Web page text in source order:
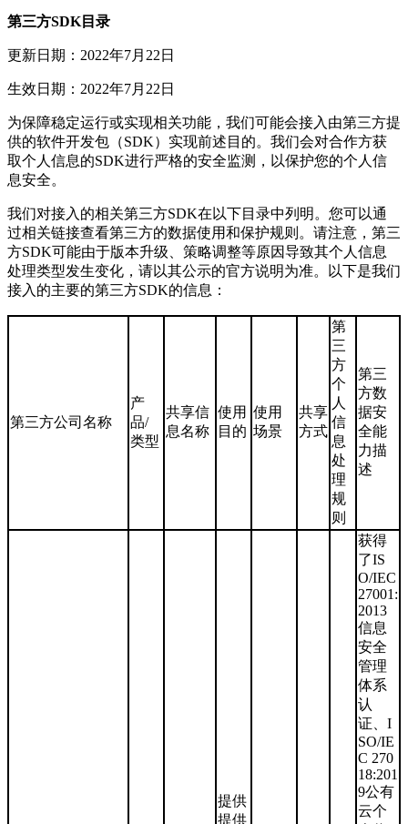
第三方SDK目录
更新日期：2022年7月22日
生效日期：2022年7月22日
为保障稳定运行或实现相关功能，我们可能会接入由第三方提
供的软件开发包（SDK）实现前述目的。我们会对合作方获
取个人信息的SDK进行严格的安全监测，以保护您的个人信
息安全。
我们对接入的相关第三方SDK在以下目录中列明。您可以通
过相关链接查看第三方的数据使用和保护规则。请注意，第三
方SDK可能由于版本升级、策略调整等原因导致其个人信息
处理类型发生变化，请以其公示的官方说明为准。以下是我们
接入的主要的第三方SDK的信息：
第三方公司名称
产
品/
类型
共享信
息名称
使用
目的
使用
场景
共享
方式
第
三
方
个
人
信
息
处
理
规
则
第三
方数
据安
全能
力描
述
提供
提供
获得
了IS
O/IEC
27001:
2013
信息
安全
管理
体系
认
证、I
SO/IE
C 270
18:201
9公有
云个